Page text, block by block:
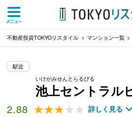
不動産投資TOKYOリスタイル マンション一覧
駅近
いけがみせんとらるびる
池上セントラル
2.88 ★★★★★
★★★★★ 詳しく見る